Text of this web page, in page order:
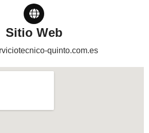
Sitio Web
quinto.com.es